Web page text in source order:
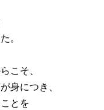
。
こそ、
身につき、
とを